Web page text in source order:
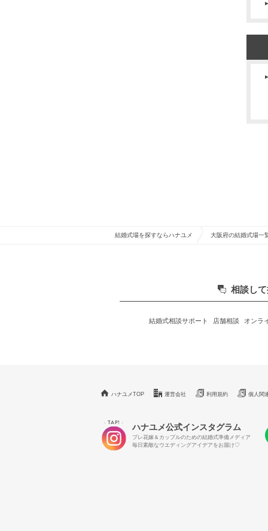
結婚式場を探すならハナユメ 大阪府の結婚式場一
相談し
結婚式相談サポート 店舗相談 オンラ
ハナユメTOP 運営会社 利用規約 個人関
＼ TAP! ／ ハナユメ公式インスタグラム
プレ花嫁＆カップルのための結婚式準備メディア
毎日素敵なウエディングアイデアをお届け♡